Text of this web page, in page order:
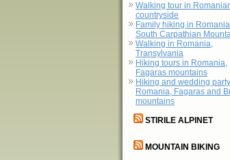
Walking tour in
countryside
Family hiking in
South Carpathian
Walking in Romania,
Transylvania
Hiking tours in Romania,
Fagaras mountains
Hiking and wedding
Romania, Fagaras and
mountains
STIRILE ALPINET
MOUNTAIN BIKING